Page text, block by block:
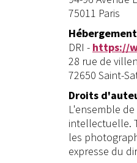
75011 Paris
DRI - https://
28 rue de
72650 Saint-
Droits
L'ensemble
intellectuelle.
les
expresse du